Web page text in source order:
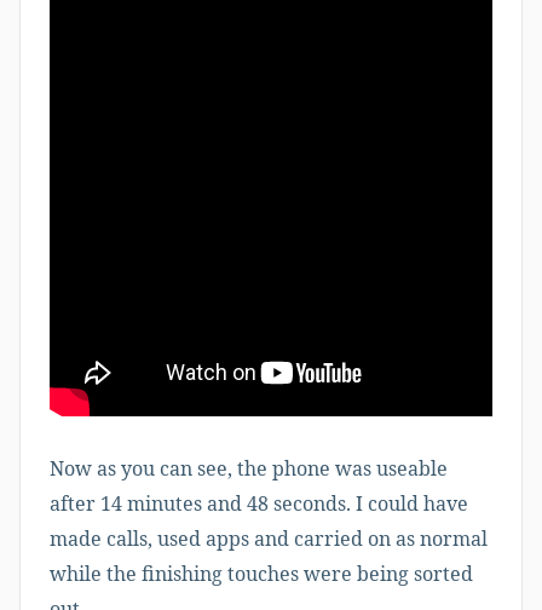
Now as you can see, the phone was useable
after 14 minutes and 48 seconds. I could have
made calls, used apps and carried on as normal
while the finishing touches were being sorted